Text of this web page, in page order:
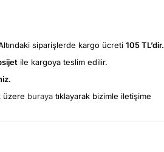
siparişlerde kargo ücreti 105 TL’dir.
ile kargoya teslim edilir.
üzere buraya tıklayarak bizimle iletişime